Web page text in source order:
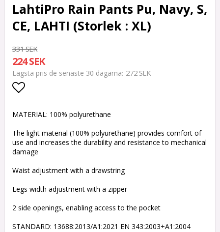
LahtiPro Rain Pants Pu, Navy, S,
CE, LAHTI (Storlek : XL)
331 SEK
224 SEK
Lägsta pris de senaste 30 dagarna 272 SEK
MATERIAL: 100% polyurethane
The light material (100% polyurethane) provides comfort of
use and increases the durability and resistance to mechanical
damage
Waist adjustment with a drawstring
Legs width adjustment with a zipper
2 side openings, enabling access to the pocket
STANDARD: 13688:2013/A1:2021 EN 343:2003+A1:2004